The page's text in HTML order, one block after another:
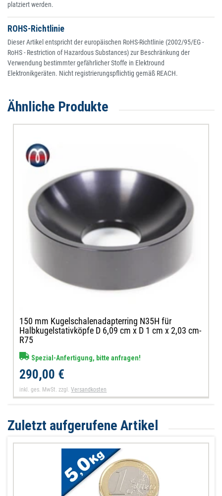
platziert werden.
ROHS-Richtlinie
Dieser Artikel entspricht der europäischen RoHS-Richtlinie (2002/95/EG -
RoHS - Restriction of Hazardous Substances) zur Beschränkung der
Verwendung bestimmter gefährlicher Stoffe in Elektround
Elektronikgeräten. Nicht registrierungspflichtig gemäß REACH.
Ähnliche Produkte
150 mm Kugelschalenadapterring N35H für
Halbkugelstativköpfe D 6,09 cm x D 1 cm x 2,03 cm-
R75
Spezial-Anfertigung, bitte anfragen!
290,00 €
inkl. ges. MwSt. zzgl.Versandkosten
Zuletzt aufgerufene Artikel